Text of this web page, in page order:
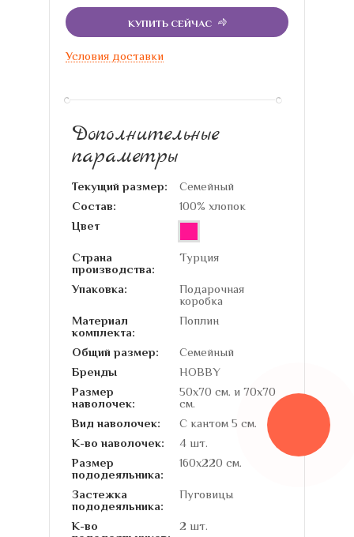
КУПИТЬ СЕЙЧАС
Условия доставки
Дополнительные
параметры
Текущий размер:
Семейный
Состав:
100% хлопок
Цвет
Страна
производства:
Турция
Упаковка:
Подарочная
коробка
Материал
комплекта:
Поплин
Общий размер:
Семейный
Бренды
HOBBY
Размер
наволочек:
50х70 см. и 70х70
см.
Вид наволочек:
С кантом 5 см.
К-во наволочек:
4 шт.
Размер
пододеяльника:
160х220 см.
Застежка
пододеяльника:
Пуговицы
К-во
2 шт.